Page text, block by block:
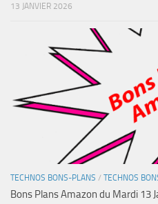
13 JANVIER 2026
TECHNOS BONS-PLANS / TECHNOS
Bons Plans Amazon du Mardi 13